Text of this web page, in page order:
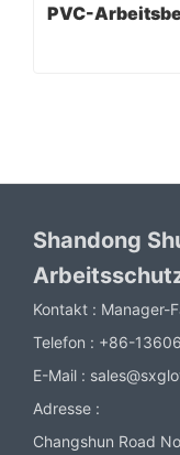
PVC-
Shandong
Kontakt : Manager-
Telefon : +86-
E-Mail :
Adresse :
Changshun Road